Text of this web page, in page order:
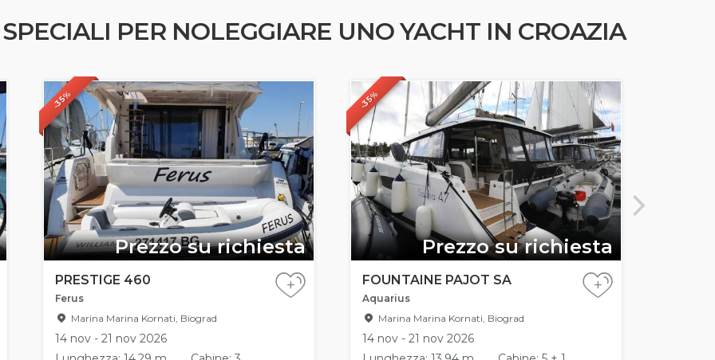
PER NOLEGGIARE UNO YACHT IN CROAZIA
-35%
Prezzo su richiesta
PRESTIGE 460
Ferus
Marina Marina Kornati, Biograd
14 nov - 21 nov 2026
+
-35%
Prezzo su richiesta
FOUNTAINE PAJOT SA
Aquarius
Marina Marina Kornati, Biograd
14 nov - 21 nov 2026
+